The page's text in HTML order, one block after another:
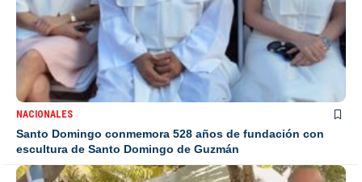
NACIONALES
Santo Domingo conmemora 528 años de fundación con
escultura de Santo Domingo de Guzmán